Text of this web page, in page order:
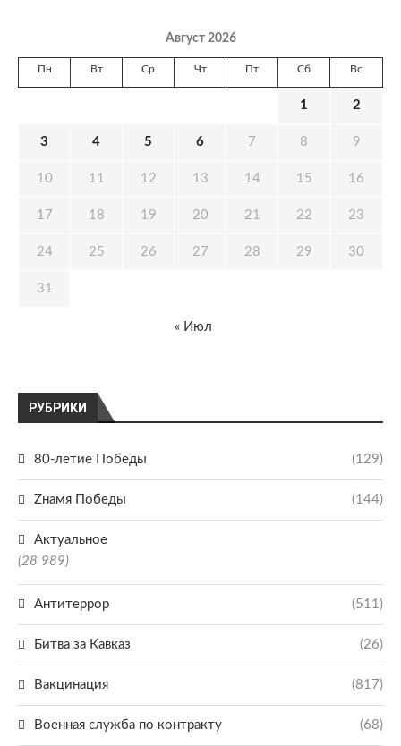
РУБРИКИ
80-летие Победы (129)
Zнамя Победы (144)
Актуальное
(28 989)
Антитеррор (511)
Битва за Кавказ (26)
Вакцинация (817)
Военная служба по контракту (68)
Август 2026
Пн Вт Ср Чт Пт Сб Вс
1 2
3 4 5 6 7 8 9
10 11 12 13 14 15 16
17 18 19 20 21 22 23
24 25 26 27 28 29 30
31
« Июл